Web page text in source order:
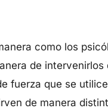
como los
de
fuerza que se
de manera